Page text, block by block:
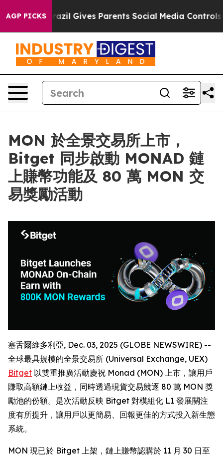
AGP PICKSBrazil Gives Parents Social Media Controls for
MON 於全景交易所上市，
Bitget 同步啟動 MONAD 鏈
上賺幣功能及 80 萬 MON 交
易獎勵活動
塞舌爾維多利亞, Dec. 03, 2025 (GLOBE NEWSWIRE) --
全球最具規模的全景交易所 (Universal Exchange, UEX)
Bitget 以雙重推廣活動慶祝 Monad (MON) 上市，讓用戶
賺取高額鏈上收益，同時透過現貨交易競逐 80 萬 MON 獎
勵池的份額。是次活動反映 Bitget 對模組化 L1 發展關注
度有所提升，讓用戶以更簡易、回報更佳的方式投入新生態
系統。
MON 現已於 Bitget 上架，鏈上賺幣認購於 11 月 30 日至